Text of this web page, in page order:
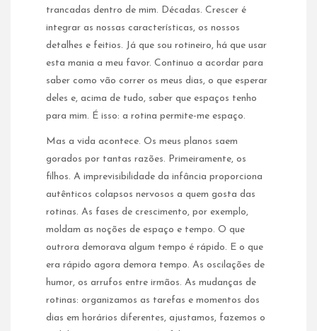
trancadas dentro de mim. Décadas. Crescer é
integrar as nossas características, os nossos
detalhes e feitios. Já que sou rotineiro, há que usar
esta mania a meu favor. Continuo a acordar para
saber como vão correr os meus dias, o que esperar
deles e, acima de tudo, saber que espaços tenho
para mim. É isso: a rotina permite-me espaço.
Mas a vida acontece. Os meus planos saem
gorados por tantas razões. Primeiramente, os
filhos. A imprevisibilidade da infância proporciona
autênticos colapsos nervosos a quem gosta das
rotinas. As fases de crescimento, por exemplo,
moldam as noções de espaço e tempo. O que
outrora demorava algum tempo é rápido. E o que
era rápido agora demora tempo. As oscilações de
humor, os arrufos entre irmãos. As mudanças de
rotinas: organizamos as tarefas e momentos dos
dias em horários diferentes, ajustamos, fazemos o